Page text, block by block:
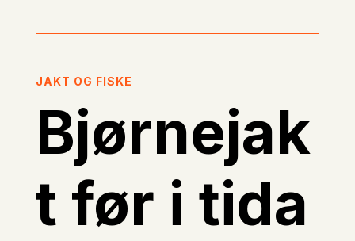
JAKT OG FISKE
Bjørnejak
t før i tida